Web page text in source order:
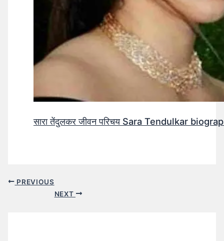
सारा तेंदुलकर जीवन परिचय Sara Tendulkar
PREVIOUS
NEXT